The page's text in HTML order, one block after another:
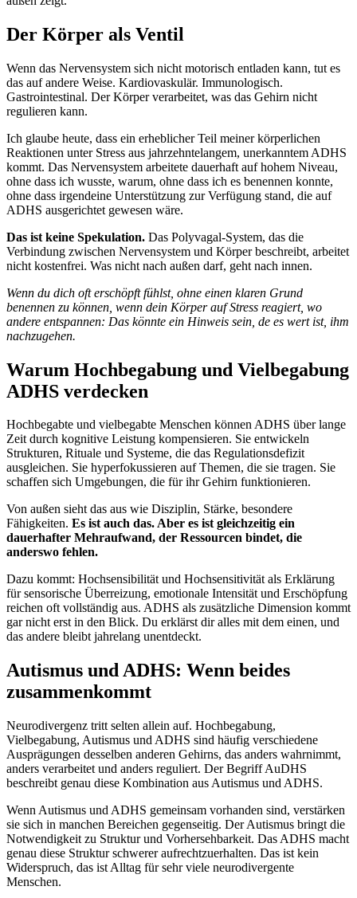
Der Körper als Ventil
Wenn das Nervensystem sich nicht motorisch entladen kann, tut es
das auf andere Weise. Kardiovaskulär. Immunologisch.
Gastrointestinal. Der Körper verarbeitet, was das Gehirn nicht
regulieren kann.
Ich glaube heute, dass ein erheblicher Teil meiner körperlichen
Reaktionen unter Stress aus jahrzehntelangem, unerkanntem ADHS
kommt. Das Nervensystem arbeitete dauerhaft auf hohem Niveau,
ohne dass ich wusste, warum, ohne dass ich es benennen konnte,
ohne dass irgendeine Unterstützung zur Verfügung stand, die auf
ADHS ausgerichtet gewesen wäre.
Das ist keine Spekulation. Das Polyvagal-System, das die
Verbindung zwischen Nervensystem und Körper beschreibt, arbeitet
nicht kostenfrei. Was nicht nach außen darf, geht nach innen.
Wenn du dich oft erschöpft fühlst, ohne einen klaren Grund
benennen zu können, wenn dein Körper auf Stress reagiert, wo
andere entspannen: Das könnte ein Hinweis sein, de es wert ist, ihm
nachzugehen.
Warum Hochbegabung und Vielbegabung
ADHS verdecken
Hochbegabte und vielbegabte Menschen können ADHS über lange
Zeit durch kognitive Leistung kompensieren. Sie entwickeln
Strukturen, Rituale und Systeme, die das Regulationsdefizit
ausgleichen. Sie hyperfokussieren auf Themen, die sie tragen. Sie
schaffen sich Umgebungen, die für ihr Gehirn funktionieren.
Von außen sieht das aus wie Disziplin, Stärke, besondere
Fähigkeiten. Es ist auch das. Aber es ist gleichzeitig ein
dauerhafter Mehraufwand, der Ressourcen bindet, die
anderswo fehlen.
Dazu kommt: Hochsensibilität und Hochsensitivität als Erklärung
für sensorische Überreizung, emotionale Intensität und Erschöpfung
reichen oft vollständig aus. ADHS als zusätzliche Dimension kommt
gar nicht erst in den Blick. Du erklärst dir alles mit dem einen, und
das andere bleibt jahrelang unentdeckt.
Autismus und ADHS: Wenn beides
zusammenkommt
Neurodivergenz tritt selten allein auf. Hochbegabung,
Vielbegabung, Autismus und ADHS sind häufig verschiedene
Ausprägungen desselben anderen Gehirns, das anders wahrnimmt,
anders verarbeitet und anders reguliert. Der Begriff AuDHS
beschreibt genau diese Kombination aus Autismus und ADHS.
Wenn Autismus und ADHS gemeinsam vorhanden sind, verstärken
sie sich in manchen Bereichen gegenseitig. Der Autismus bringt die
Notwendigkeit zu Struktur und Vorhersehbarkeit. Das ADHS macht
genau diese Struktur schwerer aufrechtzuerhalten. Das ist kein
Widerspruch, das ist Alltag für sehr viele neurodivergente
Menschen.